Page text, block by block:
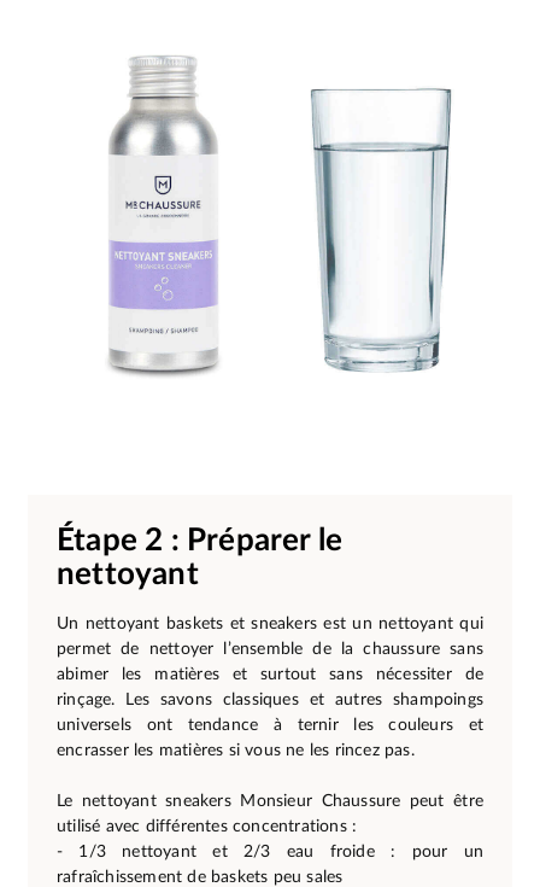
Étape 2 : Préparer le
nettoyant
Un nettoyant baskets et sneakers est un nettoyant qui
permet de nettoyer l’ensemble de la chaussure sans
abimer les matières et surtout sans nécessiter de
rinçage. Les savons classiques et autres shampoings
universels ont tendance à ternir les couleurs et
encrasser les matières si vous ne les rincez pas.
Le nettoyant sneakers Monsieur Chaussure peut être
utilisé avec différentes concentrations :
- 1/3 nettoyant et 2/3 eau froide : pour un
rafraîchissement de baskets peu sales